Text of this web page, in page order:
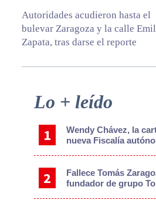
Autoridades acudieron hasta el
bulevar Zaragoza y la calle
Zapata, tras darse el reporte
Primary
Lo + leído
Wendy Chávez, la
nueva Fiscalía
Fallece Tomás
fundador de grupo